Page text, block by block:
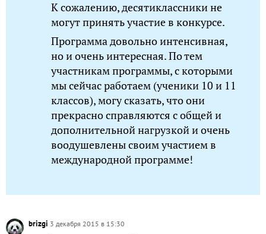
К сожалению, десятиклассники не
могут принять участие в конкурсе.
Программа довольно интенсивная,
но и очень интересная. По тем
участникам программы, с которыми
мы сейчас работаем (ученики 10 и 11
классов), могу сказать, что они
прекрасно справляются с общей и
дополнительной нагрузкой и очень
воодушевлены своим участием в
международной программе!
brizgi 3 декабря 2015 в 15:30